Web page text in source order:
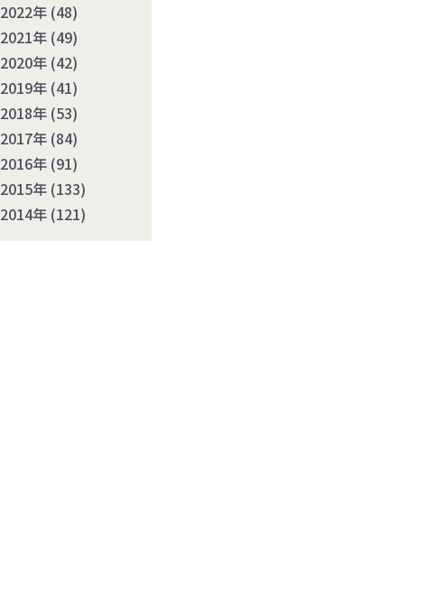
2022年 (48)
2021年 (49)
2020年 (42)
2019年 (41)
2018年 (53)
2017年 (84)
2016年 (91)
2015年 (133)
2014年 (121)